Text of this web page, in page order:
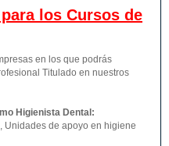
los Cursos de
en los que podrás
Titulado en nuestros
Higienista Dental:
Unidades de apoyo en higiene